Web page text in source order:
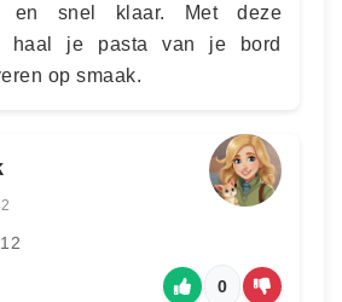
en snel klaar. Met deze
haal je pasta van je bord
op smaak.
0